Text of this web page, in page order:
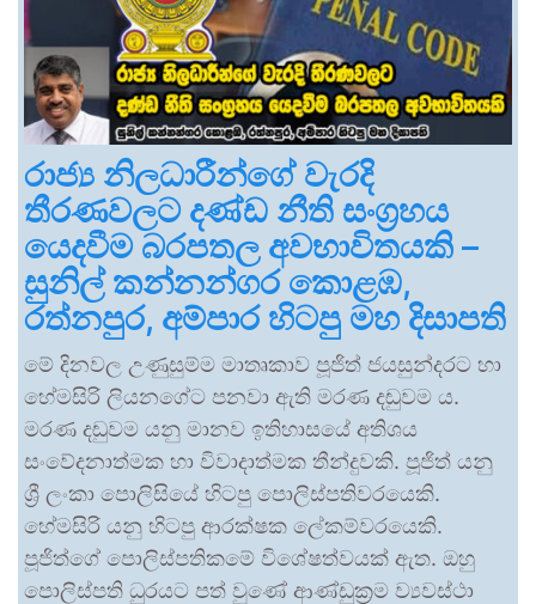
රාජ්‍ය නිලධාරීන්ගේ වැරදි
තීරණවලට දණ්ඩ නීති සංග්‍රහය
යෙදවීම බරපතල අවභාවිතයකි –
සුනිල් කන්නන්ගර කොළඹ,
රත්නපුර, අම්පාර හිටපු මහ දිසාපති
මේ දිනවල උණුසුම්ම මාතෘකාව පූජිත් ජයසුන්දරට හා
හේමසිරි ලියනගේට පනවා ඇති මරණ දඬුවම ය.
මරණ දඬුවම යනු මානව ඉතිහාසයේ අතිශය
සංවේදනාත්මක හා විවාදාත්මක තීන්දුවකි. පූජිත් යනු
ශ්‍රී ලංකා පොලිසියේ හිටපු පොලිස්පතිවරයෙකි.
හේමසිරි යනු හිටපු ආරක්ෂක ලේකම්වරයෙකි.
පූජිත්ගේ පොලිස්පතිකමේ විශේෂත්වයක් ඇත. ඔහු
පොලිස්පති ධුරයට පත් වුණේ ආණ්ඩුක්‍රම ව්‍යවස්ථා